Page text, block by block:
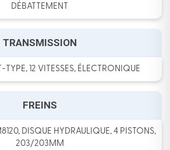
DÉBATTEMENT
TRANSMISSION
TYPE, 12 VITESSES, ÉLECTRONIQUE
FREINS
DISQUE HYDRAULIQUE, 4 PISTONS,
203/203MM